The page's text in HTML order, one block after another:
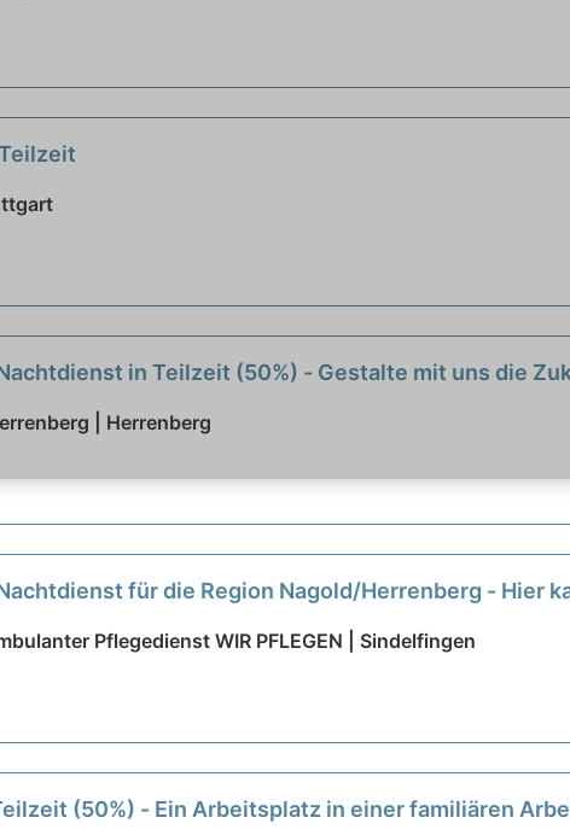
in Teilzeit (50%) - Gestalte mit uns die
| Herrenberg
für die Region Nagold/Herrenberg - Hier
Pflegedienst WIR PFLEGEN | Sindelfingen
(50%) - Ein Arbeitsplatz in einer familiären